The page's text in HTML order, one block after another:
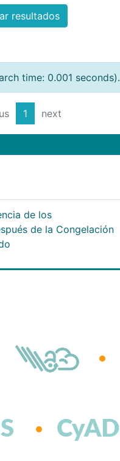
resultados
time: 0.001 seconds).
1 next
de los
de la Congelación
CyAD